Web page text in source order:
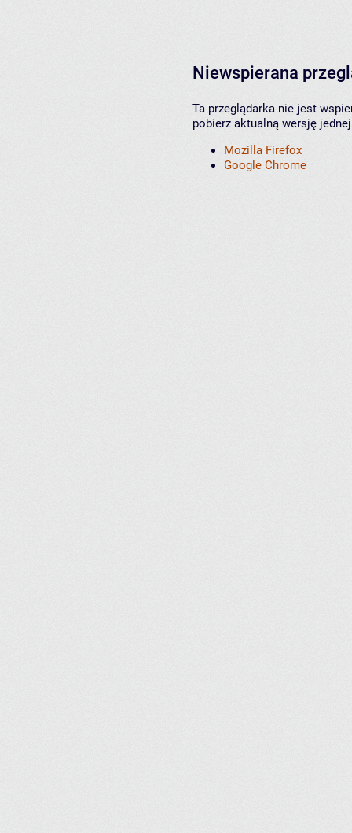
Niewspierana
Ta przeglądarka nie jest
pobierz aktualną wersję
Mozilla Firefox
Google Chrome